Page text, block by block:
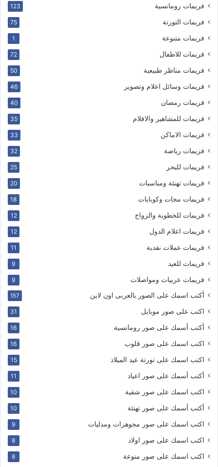
فريمات رومانسية 123
فريمات التورتة 75
فريمات متنوعة 1
فريمات للاطفال 72
فريمات مناظر طبيعية 50
فريمات وسائل اعلام وتصوير 46
فريمات رمضان 40
فريمات للمشاهير والافلام 35
فريمات الاماكن 33
فريمات رياضة 32
فريمات للبحر 25
فريمات تهنئة ومناسبات 20
فريمات مجات وكوبايات 18
فريمات للخطوبة والزواج 12
فريمات اعلام الدول 12
فريمات عملات نقدية 11
فريمات للعيد 9
فريمات عربيات ومواصلات 9
أكتب اسمك على الصور بالعربى اون لاين 157
اكتب على صور موبايل 31
أكتب أسمك على صور رومانسية 16
اكتب اسمك على صور قلوب 16
اكتب اسمك على تورتة عيد الميلاد 15
أكتب أسمك على صور اعياد 11
اكتب اسمك على صور شقية 10
أكتب أسمك على صور تهنئة 10
اكتب اسمك على صور مجوهرات ومدليات 9
اكتب اسمك على صور اولاد 8
اكتب اسمك على صور منوعة 8